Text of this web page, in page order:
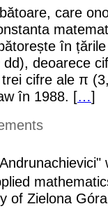
care
în
deoarece
cifre ale π
în 1988. […]
of Zielona